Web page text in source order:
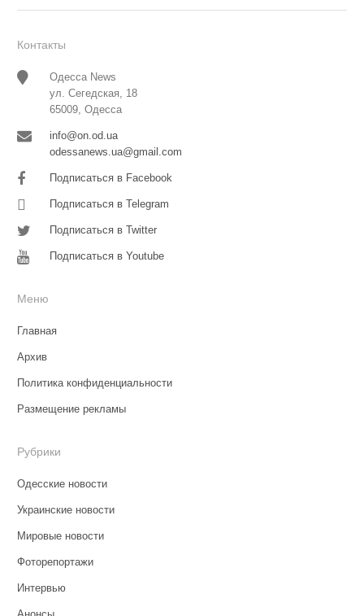
Контакты
Одесса News
ул. Сегедская, 18
65009, Одесса
info@on.od.ua
odessanews.ua@gmail.com
Подписаться в Facebook
Подписаться в Telegram
Подписаться в Twitter
Подписаться в Youtube
Меню
Главная
Архив
Политика конфиденциальности
Размещение рекламы
Рубрики
Одесские новости
Украинские новости
Мировые новости
Фоторепортажи
Интервью